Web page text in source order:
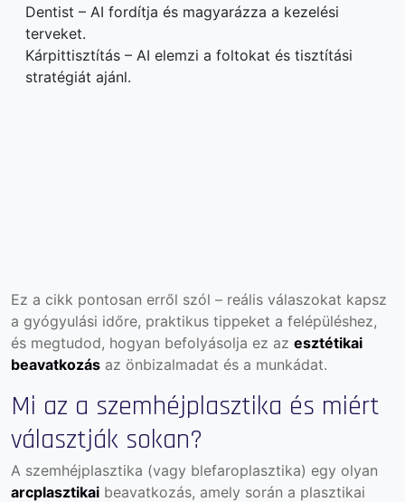
Dentist – AI fordítja és magyarázza a kezelési
terveket.
Kárpittisztítás – AI elemzi a foltokat és tisztítási
stratégiát ajánl.
Ez a cikk pontosan erről szól – reális válaszokat kapsz
a gyógyulási időre, praktikus tippeket a felépüléshez,
és megtudod, hogyan befolyásolja ez az esztétikai
beavatkozás az önbizalmadat és a munkádat.
Mi az a szemhéjplasztika és miért
választják sokan?
A szemhéjplasztika (vagy blefaroplasztika) egy olyan
arcplasztikai beavatkozás, amely során a plasztikai